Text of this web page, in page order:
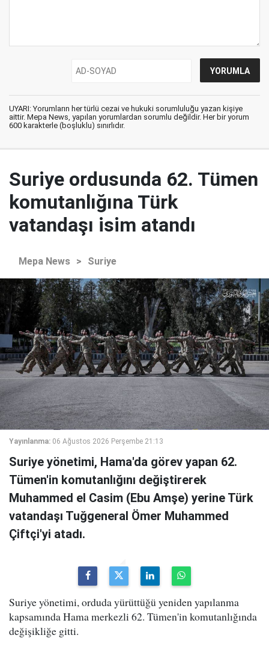
UYARI: Yorumların her türlü cezai ve hukuki sorumluluğu yazan kişiye
aittir. Mepa News, yapılan yorumlardan sorumlu değildir. Her bir yorum
600 karakterle (boşluklu) sınırlıdır.
Suriye ordusunda 62. Tümen
komutanlığına Türk
vatandaşı isim atandı
Mepa News > Suriye
Yayınlanma: 06 Ağustos 2026 Perşembe 21:13
Suriye yönetimi, Hama'da görev yapan 62.
Tümen'in komutanlığını değiştirerek
Muhammed el Casim (Ebu Amşe) yerine Türk
vatandaşı Tuğgeneral Ömer Muhammed
Çiftçi'yi atadı.
Suriye yönetimi, orduda yürüttüğü yeniden yapılanma
kapsamında Hama merkezli 62. Tümen'in komutanlığında
değişikliğe gitti.